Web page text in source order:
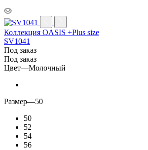
Коллекция OASIS +Plus size
SV1041
Под заказ
Под заказ
Цвет—Молочный
Размер—50
50
52
54
56